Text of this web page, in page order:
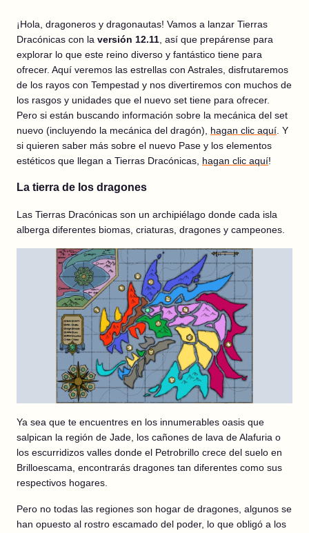
¡Hola, dragoneros y dragonautas! Vamos a lanzar Tierras
Dracónicas con la versión 12.11 , así que prepárense para
explorar lo que este reino diverso y fantástico tiene para
ofrecer. Aquí veremos las estrellas con Astrales, disfrutaremos
de los rayos con Tempestad y nos divertiremos con muchos de
los rasgos y unidades que el nuevo set tiene para ofrecer.
Pero si están buscando información sobre la mecánica del set
nuevo (incluyendo la mecánica del dragón), hagan clic aquí . Y
si quieren saber más sobre el nuevo Pase y los elementos
estéticos que llegan a Tierras Dracónicas, hagan clic aquí!
La tierra de los dragones
Las Tierras Dracónicas son un archipiélago donde cada isla
alberga diferentes biomas, criaturas, dragones y campeones.
Ya sea que te encuentres en los innumerables oasis que
salpican la región de Jade, los cañones de lava de Alafuria o
los escurridizos valles donde el Petrobrillo crece del suelo en
Brilloescama, encontrarás dragones tan diferentes como sus
respectivos hogares.
Pero no todas las regiones son hogar de dragones, algunos se
han opuesto al rostro escamado del poder, lo que obligó a los